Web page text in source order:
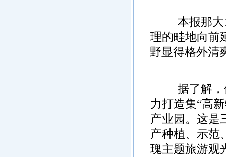
本报那大1
理的畦地向前
野显得格外清
据了解，儋
力打造集“高
产业园。这是
产种植、示范
瑰主题旅游观